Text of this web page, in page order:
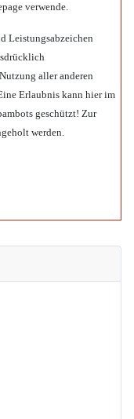
verwende.
Leistungsabzeichen
aller anderen
Erlaubnis kann hier im
geschützt! Zur
werden.